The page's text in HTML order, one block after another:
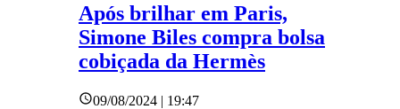
Após brilhar em Paris,
Simone Biles compra bolsa
cobiçada da Hermès
09/08/2024 | 19:47